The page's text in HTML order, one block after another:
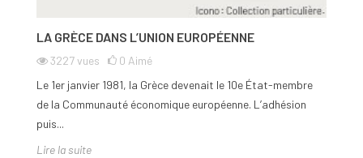
LA GRÈCE DANS L’UNION EUROPÉENNE
3227vues 0 Aimé
Le 1er janvier 1981, la Grèce devenait le 10e État-membre
de la Communauté économique européenne. L’adhésion
puis...
Lire la suite